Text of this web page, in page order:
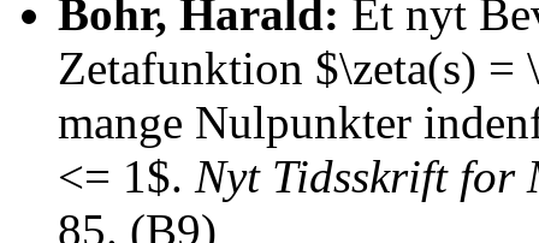
Bohr, Harald: Et nyt
Zetafunktion $\zeta(s) =
mange Nulpunkter
<= 1$. Nyt Tidsskrift for
85. (B9)